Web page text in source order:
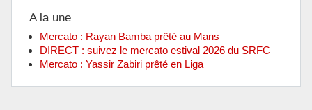
A la une
Mercato : Rayan Bamba prêté au Mans
DIRECT : suivez le mercato estival 2026 du SRFC
Mercato : Yassir Zabiri prêté en Liga